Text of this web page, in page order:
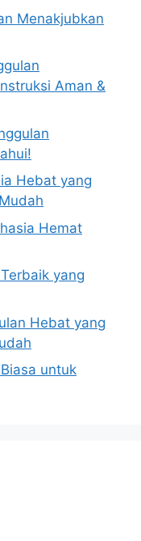
Menakjubkan
Aman &
Hebat yang
Hemat
yang
Hebat yang
untuk